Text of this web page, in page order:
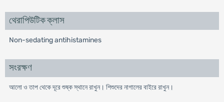
থেরাপিউটিক ক্লাস
Non-sedating antihistamines
সংরক্ষণ
আলো ও তাপ থেকে দূরে শুষ্ক স্থানে রাখুন। শিশুদের নাগালের বাইরে রাখুন।